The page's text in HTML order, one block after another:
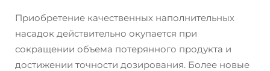
Приобретение качественных наполнительных
насадок действительно окупается при
сокращении объема потерянного продукта и
достижении точности дозирования. Более новые